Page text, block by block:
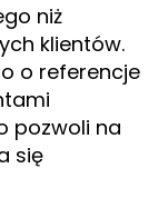
niż
klientów.
o referencje
pozwoli na
się